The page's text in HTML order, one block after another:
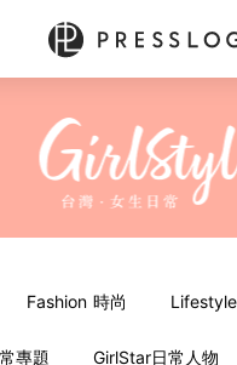
Fashion 時尚
專題 GirlStar日常人物